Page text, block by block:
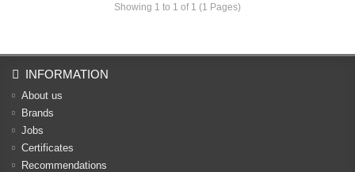
Showing 1 to 1 of 1 (1 Pages)
INFORMATION
About us
Brands
Jobs
Certificates
Recommendations